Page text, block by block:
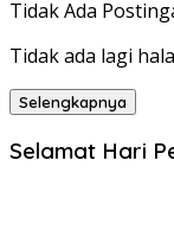
Tidak Ada
Tidak ada lagi
Selengkapnya
Selamat Hari